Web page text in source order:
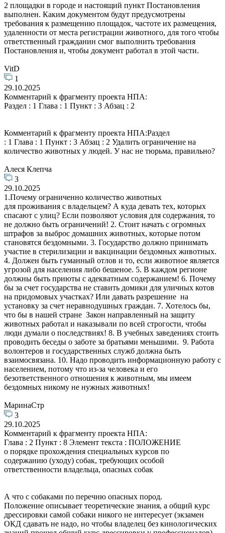
2 площадки в городе и настоящий пункт Постановления
выполнен. Каким документом будут предусмотрены
требования к размещению площадок, частоте их размещения,
удаленности от места регистрации животного, для того чтобы
ответственный гражданин смог выполнить требования
Постановления и, чтобы документ работал в этой части.
VitD
1
29.10.2025
Комментарий к фрагменту проекта НПА:
Раздел : 1 Глава : 1 Пункт : 3 Абзац : 2
Комментарий к фрагменту проекта НПА:Раздел
: 1 Глава : 1 Пункт : 3 Абзац : 2 Удалить ограничение на
количество животных у людей. У нас не тюрьма, правильно?
Алеся Клепча
3
29.10.2025
1.Почему ограниченно количество животных
для проживания с владельцем? А куда девать тех, которых
спасают с улиц? Если позволяют условия для содержания, то
не должно быть ограничений! 2. Стоит начать с огромных
штрафов за выброс домашних животных, которые потом
становятся бездомными. 3. Государство должно принимать
участие в стерилизации и вакцинации бездомных животных.
4. Должен быть гуманный отлов и то, если животное является
угрозой для населения либо бешеное. 5. В каждом регионе
должны быть приюты с адекватным содержанием! 6. Почему
бы за счет государства не ставить домики для уличных котов
на придомовых участках? Или давать разрешение на
установку за счет неравнодушных граждан. 7. Хотелось бы,
что бы в нашей стране Закон направленный на защиту
животных работал и наказывали по всей строгости, чтобы
люди думали о последствиях! 8. В учебных заведениях стоить
проводить беседы о заботе за братьями меньшими. 9. Работа
волонтеров и государственных служб должна быть
взаимосвязана. 10. Надо проводить информационную работу с
населением, потому что из-за человека и его
безответственного отношения к животным, мы имеем
бездомных никому не нужных животных!
МаринаСтр
3
29.10.2025
Комментарий к фрагменту проекта НПА:
Глава : 2 Пункт : 8 Элемент текста : ПОЛОЖЕНИЕ
о порядке прохождения специальных курсов по
содержанию (уходу) собак, требующих особой
ответственности владельца, опасных собак
А что с собаками по перечню опасных пород.
Положение описывает теоретические знания, а общий курс
дрессировки самой собаки никого не интересует (экзамен
ОКД сдавать не надо, но чтобы владелец без кинологических